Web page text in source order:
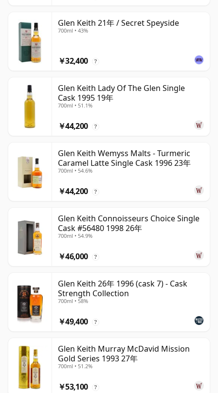
Glen Keith 21年 / Secret Speyside
700ml • 43%
￥32,400 ?
Glen Keith Lady Of The Glen Single
Cask 1995 19年
700ml • 51.1%
￥44,200 ?
Glen Keith Wemyss Malts - Turmeric
Caramel Latte Single Cask 1996 23年
700ml • 54.6%
￥44,200 ?
Glen Keith Connoisseurs Choice Single
Cask #56480 1998 26年
700ml • 54.9%
￥46,000 ?
Glen Keith 26年 1996 (cask 7) - Cask
Strength Collection
700ml • 58%
￥49,400 ?
Glen Keith Murray McDavid Mission
Gold Series 1993 27年
700ml • 51.2%
￥53,100 ?